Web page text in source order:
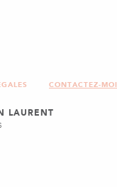
CONTACTEZ-MOI
LAURENT